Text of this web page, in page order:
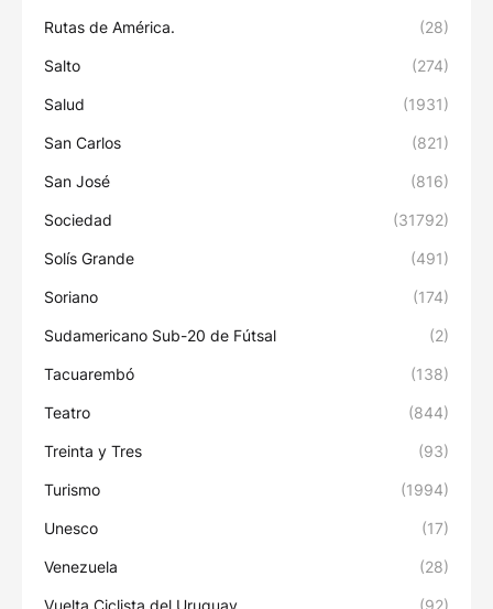
Rutas de América. (28)
Salto (274)
Salud (1931)
San Carlos (821)
San José (816)
Sociedad (31792)
Solís Grande (491)
Soriano (174)
Sudamericano Sub-20 de Fútsal (2)
Tacuarembó (138)
Teatro (844)
Treinta y Tres (93)
Turismo (1994)
Unesco (17)
Venezuela (28)